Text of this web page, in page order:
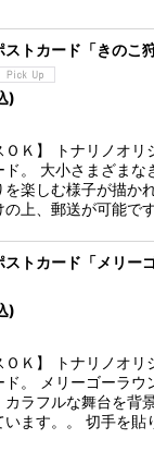
ストカード「きのこ
)
ＯＫ】 トナリノオ
ド。 大小さまざまな
を楽しむ様子が描か
上、郵送が可能です
ストカード「メリー
)
ＯＫ】 トナリノオ
ド。 メリーゴーラウ
カラフルな舞台を背
います。。 切手を貼